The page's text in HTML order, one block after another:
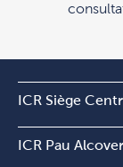
ICR Siège
ICR Pau Alcover